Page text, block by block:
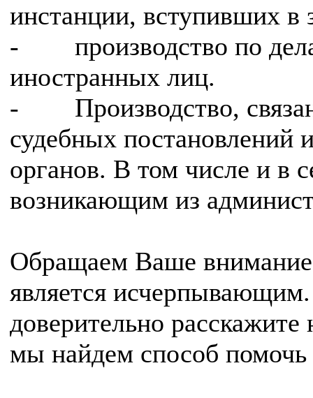
инстанции, вступивших в
- производство по
иностранных лиц.
- Производство,
судебных постановлений
органов. В том числе и в
возникающим из
Обращаем Ваше
является
доверительно
мы найдем способ